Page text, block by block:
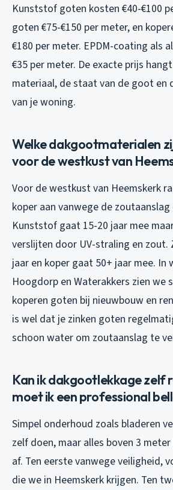
Kunststof goten kosten €40-€100
goten €75-€150 per meter, en
€180 per meter. EPDM-coating als
€35 per meter. De exacte prijs
materiaal, de staat van de goot en
van je woning.
Welke dakgootmaterialen
voor de westkust van
Voor de westkust van Heemskerk
koper aan vanwege de
Kunststof gaat 15-20 jaar mee
verslijten door UV-straling en zout.
jaar en koper gaat 50+ jaar mee. In
Hoogdorp en Waterakkers zien we
koperen goten bij nieuwbouw en
is wel dat je zinken goten
schoon water om zoutaanslag te
Kan ik dakgootlekkage zelf
moet ik een professional
Simpel onderhoud zoals bladeren
zelf doen, maar alles boven 3
af. Ten eerste vanwege veiligheid,
die we in Heemskerk krijgen. Ten